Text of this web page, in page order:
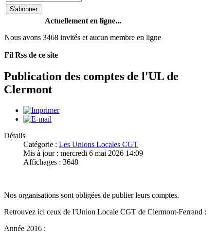
Actuellement en ligne...
Nous avons 3468 invités et aucun membre en ligne
Fil Rss de ce site
Publication des comptes de l'UL de
Clermont
Détails
Catégorie : Les Unions Locales CGT
Mis à jour : mercredi 6 mai 2026 14:09
Affichages : 3648
Nos organisations sont obligées de publier leurs comptes.
Retrouvez ici ceux de l'Union Locale CGT de Clermont-Ferrand :
Année 2016 :